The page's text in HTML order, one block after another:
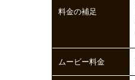
料金の補足
ムービー料金